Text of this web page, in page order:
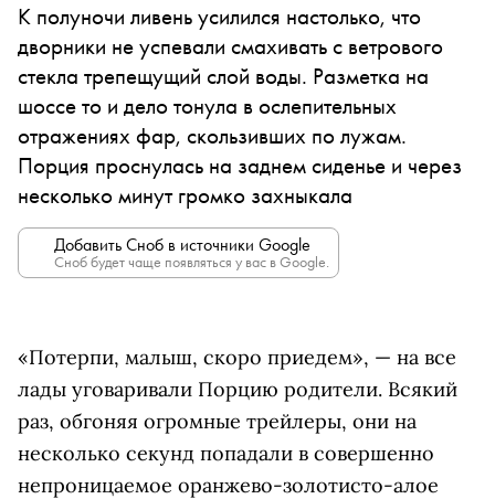
К полуночи ливень усилился настолько, что
дворники не успевали смахивать с ветрового
стекла трепещущий слой воды. Разметка на
шоссе то и дело тонула в ослепительных
отражениях фар, скользивших по лужам.
Порция проснулась на заднем сиденье и через
несколько минут громко захныкала
Добавить Сноб в источники Google
Сноб будет чаще появляться у вас в Google.
«Потерпи, малыш, скоро приедем», — на все
лады уговаривали Порцию родители. Всякий
раз, обгоняя огромные трейлеры, они на
несколько секунд попадали в совершенно
непроницаемое оранжево-золотисто-алое